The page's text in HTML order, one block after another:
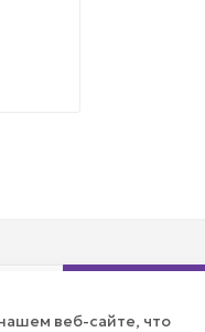
веб-сайте, что